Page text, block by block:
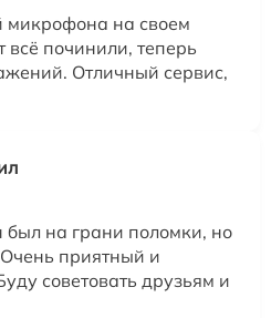
микрофона на своем
починили, теперь
Отличный сервис,
на грани поломки, но
приятный и
советовать друзьям и